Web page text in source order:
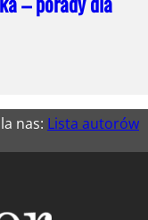
nas: Lista autorów